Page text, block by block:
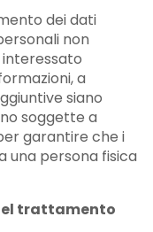
dei dati
non
a
siano
soggette a
garantire che i
una persona fisica
trattamento